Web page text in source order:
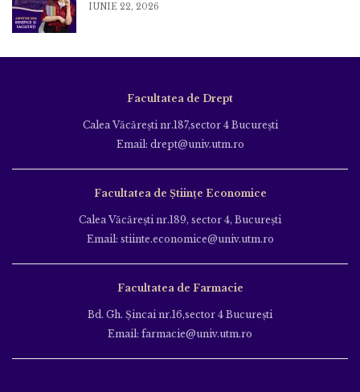
IUNIE 22, 2026
Facultatea de Drept
Calea Văcăreşti nr.187,sector 4 Bucureşti
Email: drept@univ.utm.ro
Facultatea de Științe Economice
Calea Văcăreşti nr.189, sector 4, Bucureşti
Email: stiinte.economice@univ.utm.ro
Facultatea de Farmacie
Bd. Gh. Şincai nr.16,sector 4 Bucureşti
Email: farmacie@univ.utm.ro